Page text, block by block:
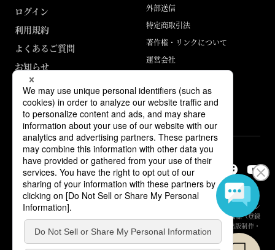
ログイン
利用規約
よくあるご質問
お知らせ
外部送信
特定商取引法
著作権・リンクについて
運営会社
ABJマークは、この電子書店・電子書籍配信サービスが、著作権者からコン
テンツ使用許諾を得た正規版配信サービスであることを示す登録商標（登録
番号 第6091713号）です。詳しくは［ABJマーク］または［電子出版制作・
流通協議会］で検索してください。